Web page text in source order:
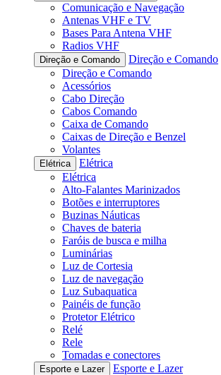
Comunicação e Navegação
Antenas VHF e TV
Bases Para Antena VHF
Radios VHF
Direção e Comando
Direção e Comando
Direção e Comando
Acessórios
Cabo Direção
Cabos Comando
Caixa de Comando
Caixas de Direção e Benzel
Volantes
Elétrica
Elétrica
Elétrica
Alto-Falantes Marinizados
Botões e interruptores
Buzinas Náuticas
Chaves de bateria
Faróis de busca e milha
Luminárias
Luz de Cortesia
Luz de navegação
Luz Subaquatica
Painéis de função
Protetor Elétrico
Relé
Rele
Tomadas e conectores
Esporte e Lazer
Esporte e Lazer